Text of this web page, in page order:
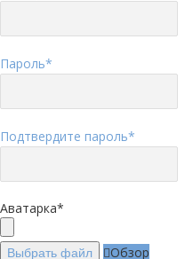
Пароль*
Подтвердите пароль*
Аватарка*
Выбрать файл Обзор